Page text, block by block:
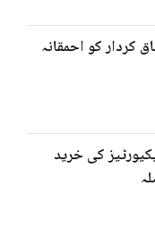
کردار کو احمقانہ
کی خرید